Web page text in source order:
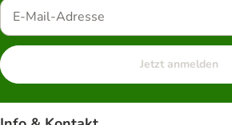
Jetzt anmelden